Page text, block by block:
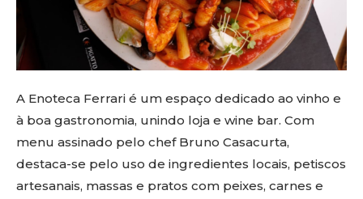
A Enoteca Ferrari é um espaço dedicado ao vinho e
à boa gastronomia, unindo loja e wine bar. Com
menu assinado pelo chef Bruno Casacurta,
destaca-se pelo uso de ingredientes locais, petiscos
artesanais, massas e pratos com peixes, carnes e